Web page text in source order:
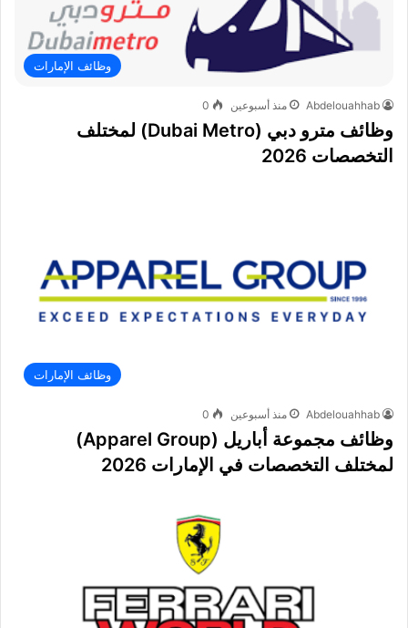
وظائف الإمارات
Abdelouahhab منذ أسبوعين 0
وظائف مترو دبي (Dubai Metro) لمختلف
التخصصات 2026
وظائف الإمارات
Abdelouahhab منذ أسبوعين 0
وظائف مجموعة أباريل (Apparel Group)
لمختلف التخصصات في الإمارات 2026